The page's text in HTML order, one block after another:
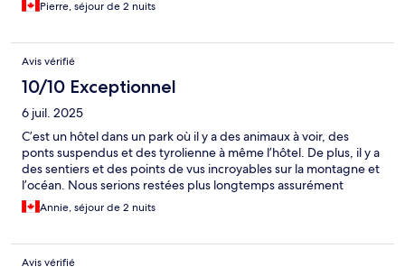
Pierre, séjour de 2 nuits
Avis vérifié
10/10 Exceptionnel
6 juil. 2025
C’est un hôtel dans un park où il y a des animaux à voir, des
ponts suspendus et des tyrolienne à même l’hôtel. De plus, il y a
des sentiers et des points de vus incroyables sur la montagne et
l’océan. Nous serions restées plus longtemps assurément
Annie, séjour de 2 nuits
Avis vérifié